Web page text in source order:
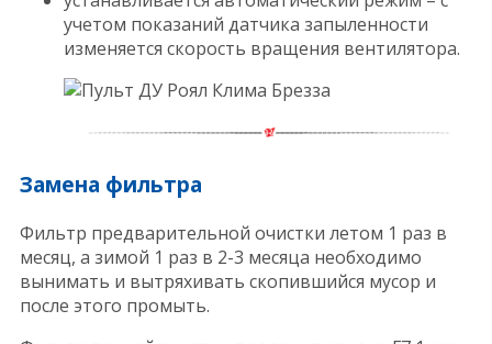
учетом показаний датчика запыленности
изменяется скорость вращения вентилятора.
Замена фильтра
Фильтр предварительной очистки летом 1 раз в
месяц, а зимой 1 раз в 2-3 месяца необходимо
вынимать и вытряхивать скопившийся мусор и
после этого промыть.